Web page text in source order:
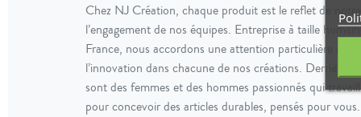
Chez NJ Création, chaque produit est le reflet de notre
l’engagement de nos équipes. Entreprise à taille
France, nous accordons une attention particulière à la
l’innovation dans chacune de nos créations. Derrière
sont des femmes et des hommes passionnés qui
pour concevoir des articles durables, pensés pour vous.